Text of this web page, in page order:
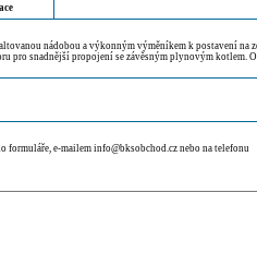
nádobou a výkonným výměníkem k postavení na
pro snadnější propojení se závěsným plynovým kotlem.
e-mailem info@bksobchod.cz nebo na telefonu